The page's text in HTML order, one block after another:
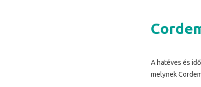
A hatéves és
melynek